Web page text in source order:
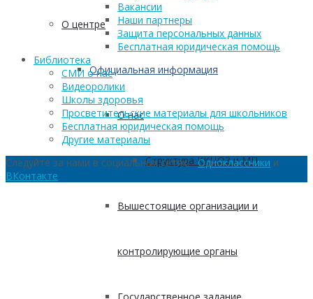
О центре
Официальная информация
О нас
Структура ККЦОЗ и МП
Вышестоящие организации и
контролирующие органы
Вакансии
Наши партнеры
Защита персональных данных
Бесплатная юридическая помощь
Библиотека
СМИ о нас
Видеоролики
Школы здоровья
Просветительские материалы для школьников
Бесплатная юридическая помощь
Другие материалы
Следуйте за нами в социальных сетях:Одноклассники и
ВКонтакте